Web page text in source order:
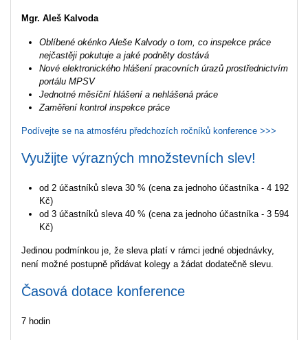
Mgr. Aleš Kalvoda
Oblíbené okénko Aleše Kalvody o tom, co inspekce práce
nejčastěji pokutuje a jaké podněty dostává
Nové elektronického hlášení pracovních úrazů prostřednictvím
portálu MPSV
Jednotné měsíční hlášení a nehlášená práce
Zaměření kontrol inspekce práce
Podívejte se na atmosféru předchozích ročníků konference >>>
Využijte výrazných množstevních slev!
od 2 účastníků sleva 30 % (cena za jednoho účastníka - 4 192
Kč)
od 3 účastníků sleva 40 % (cena za jednoho účastníka - 3 594
Kč)
Jedinou podmínkou je, že sleva platí v rámci jedné objednávky,
není možné postupně přidávat kolegy a žádat dodatečně slevu.
Časová dotace konference
7 hodin